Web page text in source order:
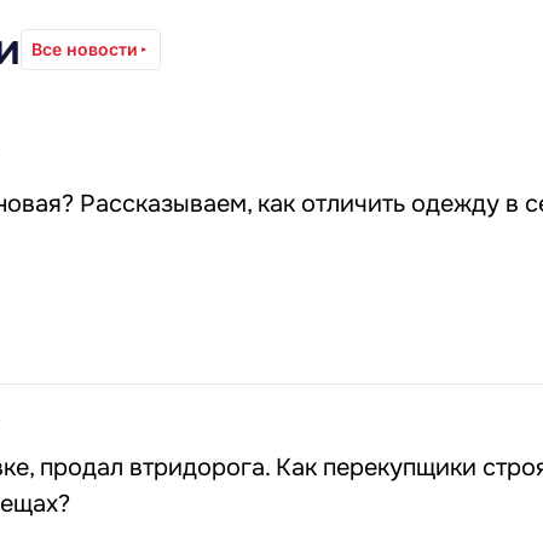
Все новости
Рассказываем, как отличить одежду в
продал втридорога. Как перекупщики